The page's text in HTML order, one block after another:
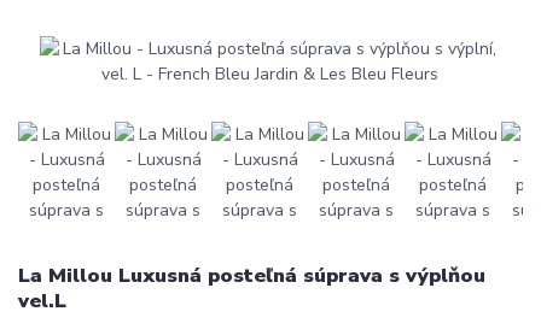
La Millou Luxusná posteľná súprava s výplňou
vel.L